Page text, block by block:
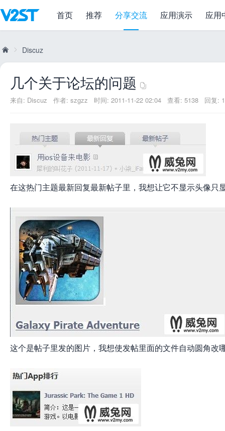
首页 推荐 分享交流 应用演示 应用
几个关于论坛的问题
»
Discuz
几个关于论坛的问题
来自: Discuz 作者: szgzz 时间: 2011-11-22 02:04 查看: 5138 回复: 1
在这热门主题最新回复最新帖子里，我想让它不显示头像只
这个是帖子里发的图片，我想使发帖里面的文件自动圆角改